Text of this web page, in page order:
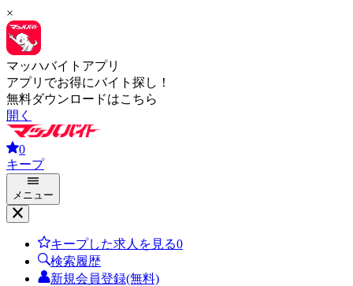
×
マッハバイトアプリ
アプリでお得にバイト探し！
無料ダウンロードはこちら
開く
0
キープ
メニュー
キープした求人を見る0
検索履歴
新規会員登録(無料)